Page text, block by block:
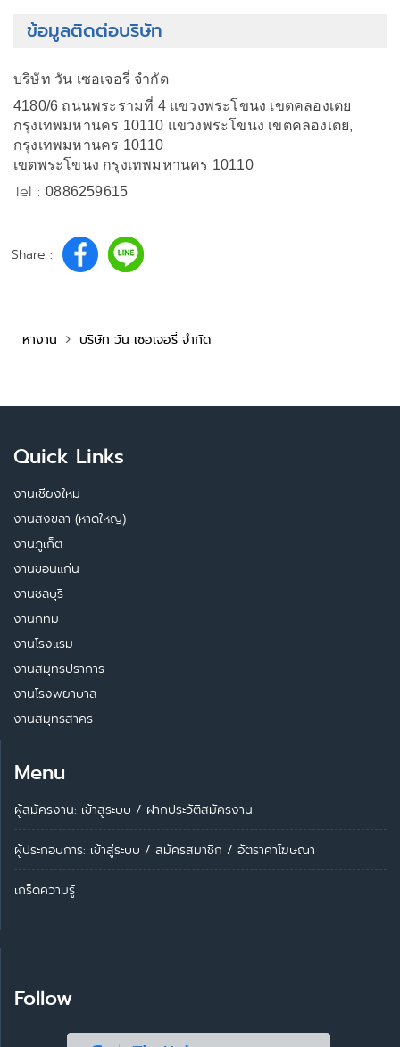
ข้อมูลติดต่อบริษัท
บริษัท วัน เซอเจอรี่ จำกัด
4180/6 ถนนพระรามที่ 4 แขวงพระโขนง เขตคลองเตย
กรุงเทพมหานคร 10110 แขวงพระโขนง เขตคลองเตย,
กรุงเทพมหานคร 10110
เขตพระโขนง กรุงเทพมหานคร 10110
Tel :0886259615
Share :
หางาน บริษัท วัน เซอเจอรี่ จำกัด
Quick Links
งานเชียงใหม่
งานสงขลา (หาดใหญ่)
งานภูเก็ต
งานขอนแก่น
งานชลบุรี
งานกทม
งานโรงแรม
งานสมุทรปราการ
งานโรงพยาบาล
งานสมุทรสาคร
Menu
ผู้สมัครงาน: เข้าสู่ระบบ / ฝากประวัติสมัครงาน
ผู้ประกอบการ: เข้าสู่ระบบ / สมัครสมาชิก / อัตราค่าโฆษณา
เกร็ดความรู้
Follow